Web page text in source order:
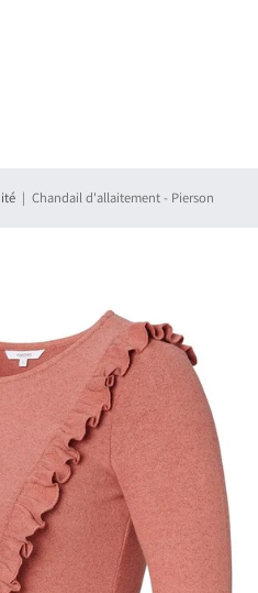
Chandail d'allaitement - Pierson